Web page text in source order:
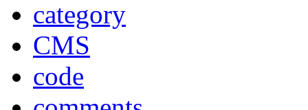
category
CMS
code